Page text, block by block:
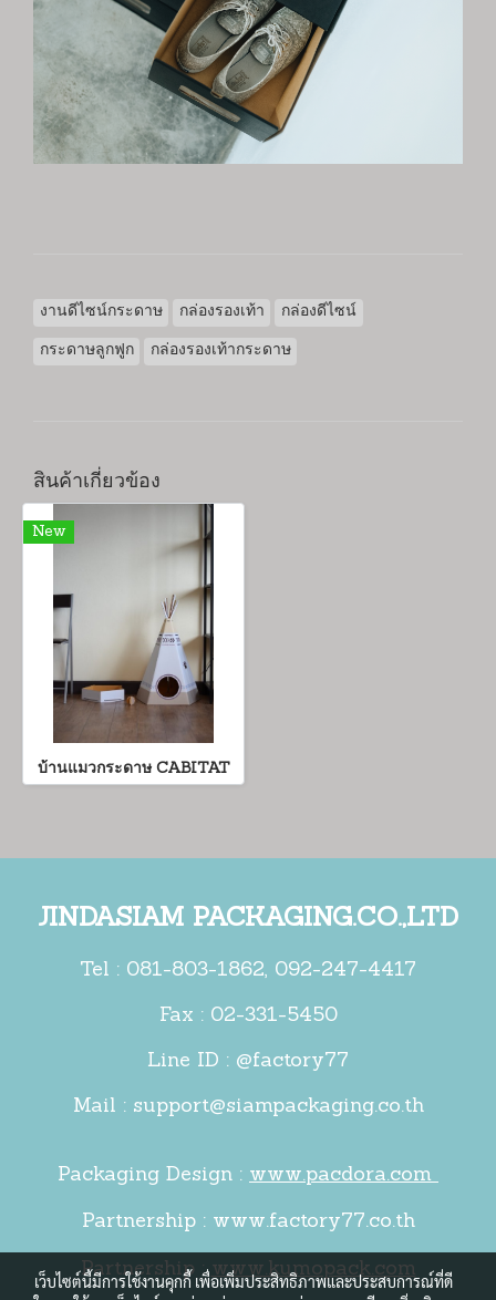
งานดีไซน์กระดาษ กล่องรองเท้า กล่องดีไซน์
กระดาษลูกฟูก กล่องรองเท้ากระดาษ
สินค้าเกี่ยวข้อง
New
บ้านแมวกระดาษ CABITAT
JINDASIAM PACKAGING.CO.,LTD
Tel : 081-803-1862, 092-247-4417
Fax : 02-331-5450
Line ID : @factory77
Mail : support@siampackaging.co.th
Packaging Design : www.pacdora.com
Partnership : www.factory77.co.th
Partnership :www.kumopack.com
เว็บไซต์นี้มีการใช้งานคุกกี้ เพื่อเพิ่มประสิทธิภาพและประสบการณ์ที่ดี